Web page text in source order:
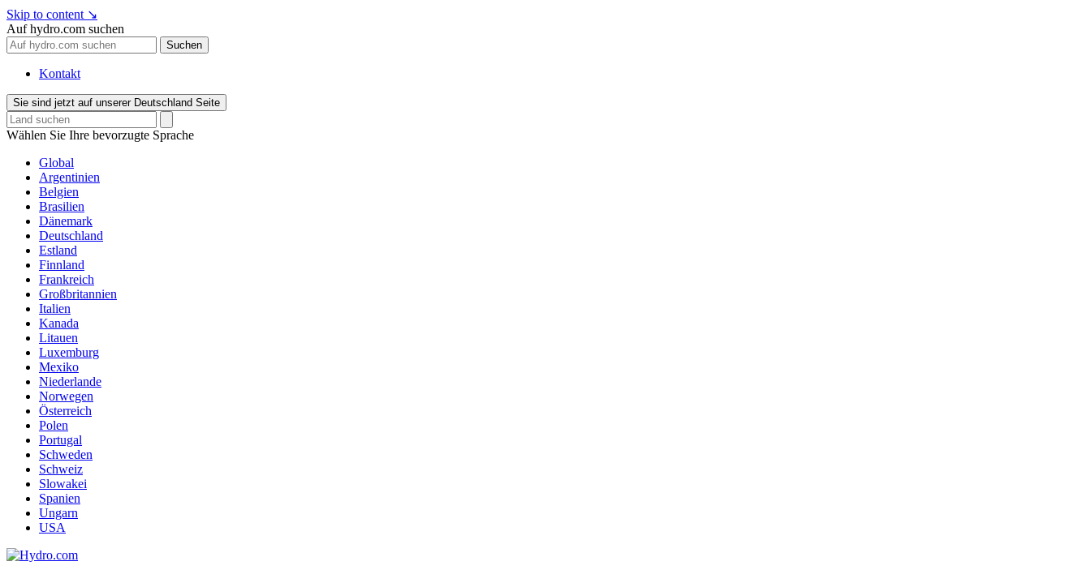
Skip to content ↘
Auf hydro.com suchen
Suchen
Kontakt
Sie sind jetzt auf unserer Deutschland Seite
Wählen Sie Ihre bevorzugte Sprache
Global
Argentinien
Belgien
Brasilien
Dänemark
Deutschland
Estland
Finnland
Frankreich
Großbritannien
Italien
Kanada
Litauen
Luxemburg
Mexiko
Niederlande
Norwegen
Österreich
Polen
Portugal
Schweden
Schweiz
Slowakei
Spanien
Ungarn
USA